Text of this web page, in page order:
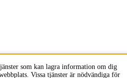
som kan lagra information om dig
Vissa tjänster är nödvändiga för